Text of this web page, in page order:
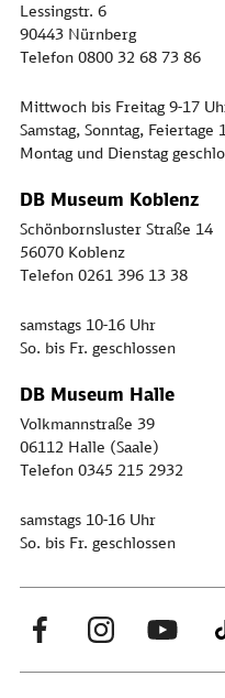
Lessingstr. 6
90443 Nürnberg
Telefon 0800 32 68 73 86
Mittwoch bis Freitag 9-17
Samstag, Sonntag, Feiertage
Montag und Dienstag
DB Museum Koblenz
Schönbornsluster Straße 14
56070 Koblenz
Telefon 0261 396 13 38
samstags 10-16 Uhr
So. bis Fr. geschlossen
DB Museum Halle
Volkmannstraße 39
06112 Halle (Saale)
Telefon 0345 215 2932
samstags 10-16 Uhr
So. bis Fr. geschlossen